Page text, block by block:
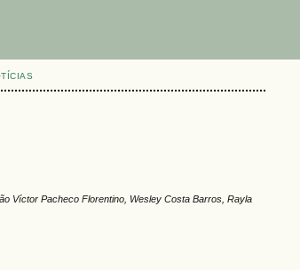
Víctor Pacheco Florentino, Wesley Costa Barros, Rayla